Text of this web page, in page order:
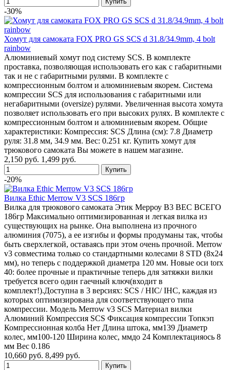
-30%
Хомут для самоката FOX PRO GS SCS d 31.8/34.9mm, 4 bolt
rainbow
Алюминиевый хомут под систему SCS. В комплекте
проставка, позволяющая использовать его как с габаритными
так и не с габаритными рулями. В комплекте с
компрессионным болтом и алюминиевым якорем. Система
компрессии SCS для использования с габаритными или
негабаритными (oversize) рулями. Увеличенная высота хомута
позволяет использовать его при высоких рулях. В комплекте с
компрессионным болтом и алюминиевым якорем. Общие
характеристики: Компрессия: SCS Длина (см): 7.8 Диаметр
руля: 31.8 мм, 34.9 мм. Вес: 0.251 кг. Купить хомут для
трюкового самоката Вы можете в нашем магазине.
2,150 руб. 1,499 руб.
-20%
Вилка Ethic Merrow V3 SCS 186гр
Вилка для трюкового самоката Этик Мерроу В3 ВЕС ВСЕГО
186гр Максимально оптимизированная и легкая вилка из
существующих на рынке. Она выполнена из прочного
алюминия (7075), а ее изгибы и формы продуманы так, чтобы
быть сверхлегкой, оставаясь при этом очень прочной. Merrow
v3 совместима только со стандартными колесами 8 STD (8x24
мм), но теперь с поддержкой диаметра 120 мм. Новые оси torx
40: более прочные и практичные теперь для затяжки вилки
требуется всего один гаечный ключ(входит в
комплект!).Доступна в 3 версиях: SCS / HIC/ IHC, каждая из
которых оптимизирована для соответствующего типа
компрессии. Модель Merrow v3 SCS Материал вилки
Алюминий Компрессия SCS Фиксация компрессии Топкэп
Компрессионная колба Нет Длина штока, мм139 Диаметр
колес, мм100-120 Ширина колес, ммдо 24 Комплектацияось 8
мм Вес 0.186
10,660 руб. 8,499 руб.